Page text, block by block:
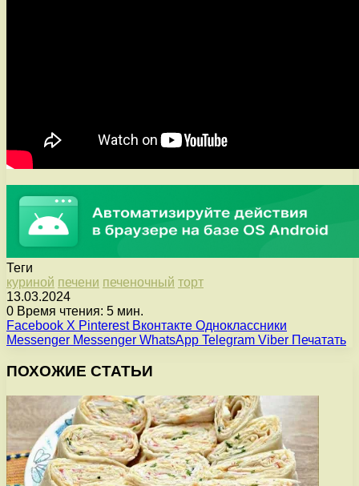
Теги
куриной печени печеночный торт
13.03.2024
0 Время чтения: 5 мин.
Facebook X Pinterest Вконтакте Одноклассники
Messenger Messenger WhatsApp Telegram Viber Печатать
ПОХОЖИЕ СТАТЬИ